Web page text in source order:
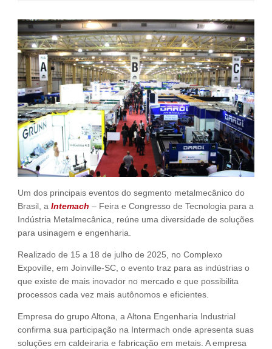
NOSSAS ASSOCIADAS
SEJA UM ASSOCIADO
VAGAS
Um dos principais eventos do segmento metalmecânico do
Brasil, a Intemach – Feira e Congresso de Tecnologia para a
Indústria Metalmecânica, reúne uma diversidade de soluções
para usinagem e engenharia.
Realizado de 15 a 18 de julho de 2025, no Complexo
Expoville, em Joinville-SC, o evento traz para as indústrias o
que existe de mais inovador no mercado e que possibilita
processos cada vez mais autônomos e eficientes.
Empresa do grupo Altona, a Altona Engenharia Industrial
confirma sua participação na Intermach onde apresenta suas
soluções em caldeiraria e fabricação em metais. A empresa